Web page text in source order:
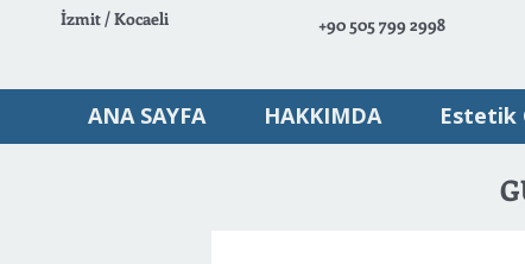
İzmit / Kocaeli +90 505 799 2998
ANA SAYFA HAKKIMDA Estetik